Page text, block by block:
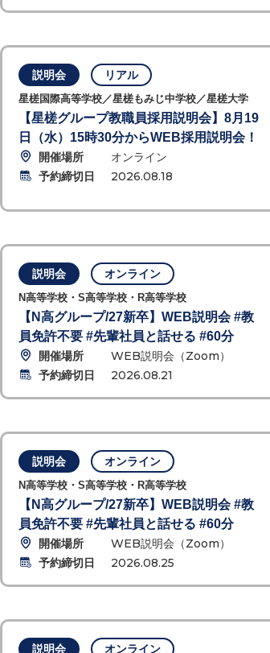
説明会 リアル
星槎国際高等学校／星槎もみじ中学校／星槎大学
【星槎グループ教職員採用説明会】8月19
日（水）15時30分からWEB採用説明会！
開催場所
オンライン
予約締切日
2026.08.18
説明会 オンライン
N高等学校・S高等学校・R高等学校
【N高グループ/27新卒】WEB説明会 #教
員免許不要 #先輩社員と話せる #60分
開催場所
WEB説明会（Zoom）
予約締切日
2026.08.21
説明会 オンライン
N高等学校・S高等学校・R高等学校
【N高グループ/27新卒】WEB説明会 #教
員免許不要 #先輩社員と話せる #60分
開催場所
WEB説明会（Zoom）
予約締切日
2026.08.25
説明会 オンライン